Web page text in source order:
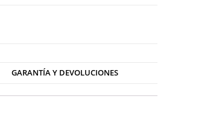
GARANTÍA Y DEVOLUCIONES